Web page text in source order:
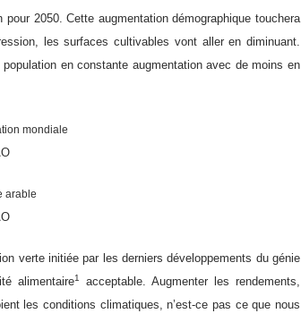
2050. Cette augmentation démographique touchera
les surfaces cultivables vont aller en diminuant.
en constante augmentation avec de moins en
verte initiée par les derniers développements du génie
alimentaire1
acceptable. Augmenter les rendements,
les conditions climatiques, n’est-ce pas ce que nous